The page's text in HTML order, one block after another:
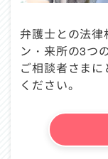
弁護士との法律
ン・来所の3つ
ご相談者さま
ください。